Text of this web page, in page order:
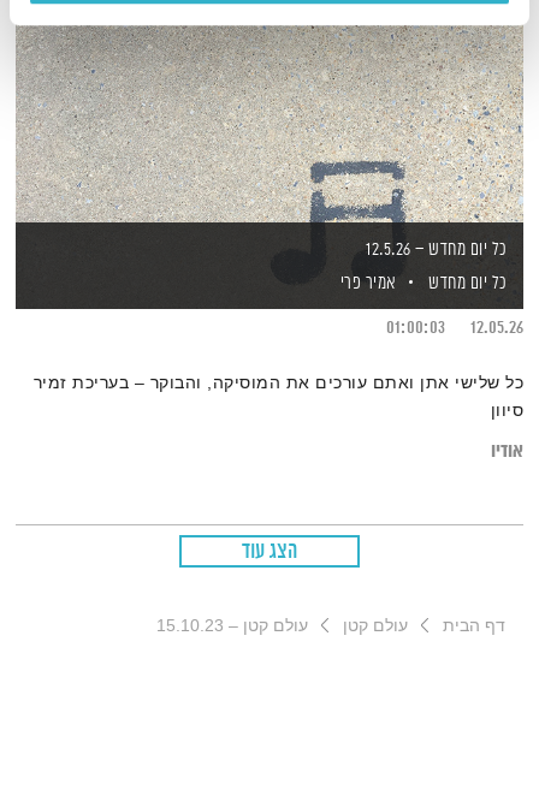
כל יום מחדש – 12.5.26
כל יום מחדש
אמיר פרי
12.05.26
01:00:03
כל שלישי אתן ואתם עורכים את המוסיקה, והבוקר – בעריכת זמיר
סיוון
אודיו
הצג עוד
דף הבית עולם קטן עולם קטן – 15.10.23